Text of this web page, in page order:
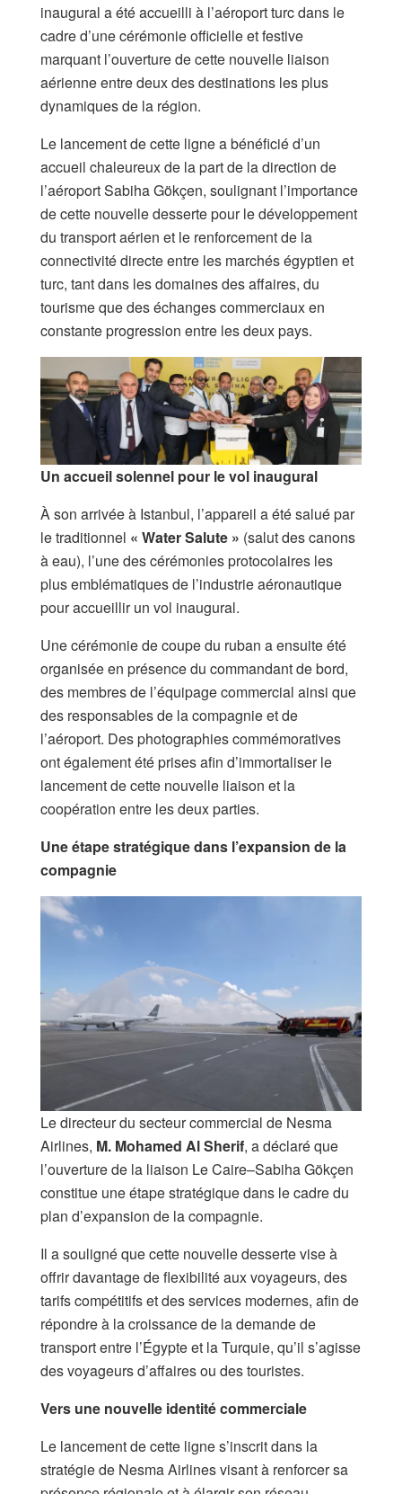
inaugural a été accueilli à l’aéroport turc dans le
cadre d’une cérémonie officielle et festive
marquant l’ouverture de cette nouvelle liaison
aérienne entre deux des destinations les plus
dynamiques de la région.
Le lancement de cette ligne a bénéficié d’un
accueil chaleureux de la part de la direction de
l’aéroport Sabiha Gökçen, soulignant l’importance
de cette nouvelle desserte pour le développement
du transport aérien et le renforcement de la
connectivité directe entre les marchés égyptien et
turc, tant dans les domaines des affaires, du
tourisme que des échanges commerciaux en
constante progression entre les deux pays.
Un accueil solennel pour le vol inaugural
À son arrivée à Istanbul, l’appareil a été salué par
le traditionnel « Water Salute » (salut des canons
à eau), l’une des cérémonies protocolaires les
plus emblématiques de l’industrie aéronautique
pour accueillir un vol inaugural.
Une cérémonie de coupe du ruban a ensuite été
organisée en présence du commandant de bord,
des membres de l’équipage commercial ainsi que
des responsables de la compagnie et de
l’aéroport. Des photographies commémoratives
ont également été prises afin d’immortaliser le
lancement de cette nouvelle liaison et la
coopération entre les deux parties.
Une étape stratégique dans l’expansion de la
compagnie
Le directeur du secteur commercial de Nesma
Airlines, M. Mohamed Al Sherif, a déclaré que
l’ouverture de la liaison Le Caire–Sabiha Gökçen
constitue une étape stratégique dans le cadre du
plan d’expansion de la compagnie.
Il a souligné que cette nouvelle desserte vise à
offrir davantage de flexibilité aux voyageurs, des
tarifs compétitifs et des services modernes, afin de
répondre à la croissance de la demande de
transport entre l’Égypte et la Turquie, qu’il s’agisse
des voyageurs d’affaires ou des touristes.
Vers une nouvelle identité commerciale
Le lancement de cette ligne s’inscrit dans la
stratégie de Nesma Airlines visant à renforcer sa